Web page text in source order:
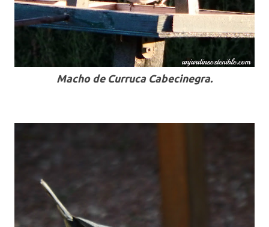
Macho de Curruca Cabecinegra.